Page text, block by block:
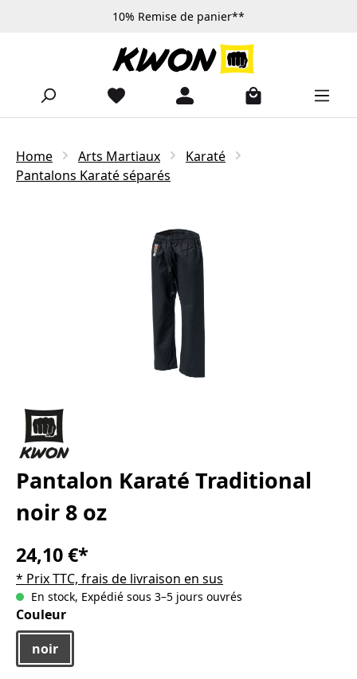
Passer au contenu principal10% Remise de panier**
Home Arts Martiaux
Karaté
Pantalons Karaté séparés
Pantalon Karaté Traditional
noir 8 oz
24,10 €*
* Prix TTC, frais de livraison en sus
En stock, Expédié sous 3–5 jours ouvrés
Sélectionnez
Couleur
noir